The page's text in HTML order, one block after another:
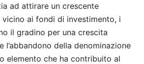
ad attirare un crescente
vicino ai fondi di investimento, i
il gradino per una crescita
l’abbandono della denominazione
elemento che ha contribuito al